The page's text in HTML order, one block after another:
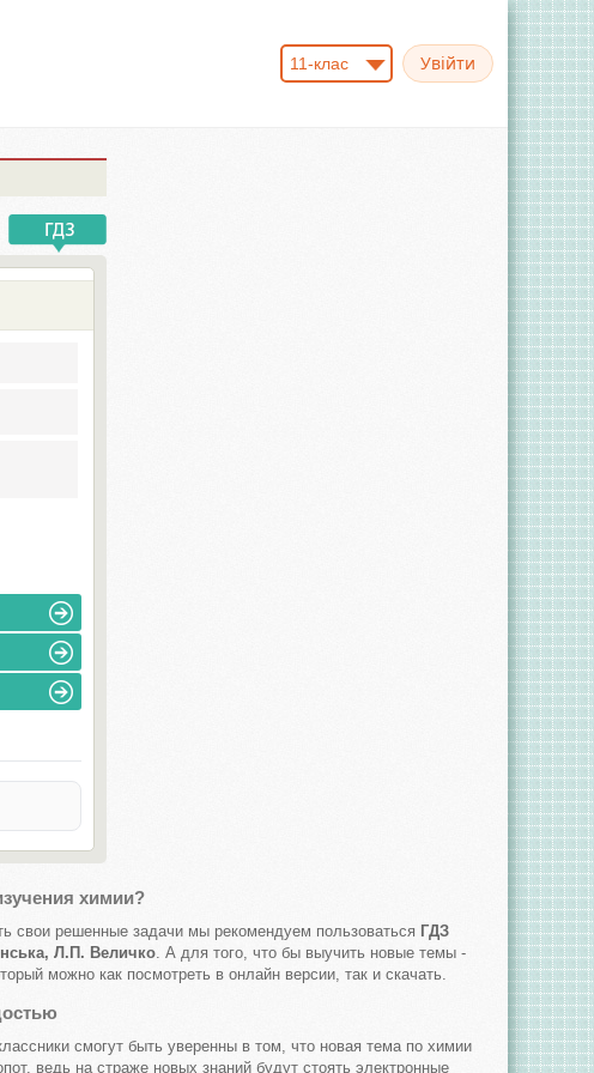
11-клас
химии?
свои решенные задачи мы рекомендуем пользоваться ГДЗ
Л.П. Величко. А для того, что бы выучить новые темы -
можно как посмотреть в онлайн версии, так и скачать.
смогут быть уверенны в том, что новая тема по химии
ведь на страже новых знаний будут стоять электронные